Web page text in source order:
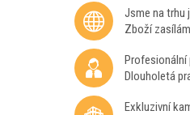
Jsme na trhu
Zboží
Profesionální
Dlouholetá
Exkluzivní